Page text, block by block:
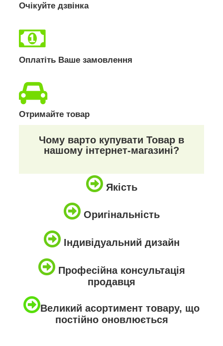
Очікуйте дзвінка
Оплатіть Ваше замовлення
Отримайте товар
Чому варто купувати Товар в
нашому інтернет-магазині?
Якість
Оригінальність
Індивідуальний дизайн
Професійна консультація
продавця
Великий асортимент товару, що
постійно оновлюється